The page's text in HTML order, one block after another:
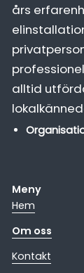
års
alltid
Meny
Hem
Om oss
Kontakt